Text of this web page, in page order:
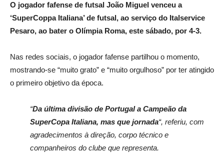
O jogador fafense de futsal João Miguel venceu a
‘SuperCoppa Italiana’ de futsal, ao serviço do Italservice
Pesaro, ao bater o Olímpia Roma, este sábado, por 4-3.
Nas redes sociais, o jogador fafense partilhou o momento,
mostrando-se “muito grato” e “muito orgulhoso” por ter atingido
o primeiro objetivo da época.
“Da última divisão de Portugal a Campeão da
SuperCopa Italiana, mas que jornada“, referiu, com
agradecimentos à direção, corpo técnico e
companheiros do clube que representa.